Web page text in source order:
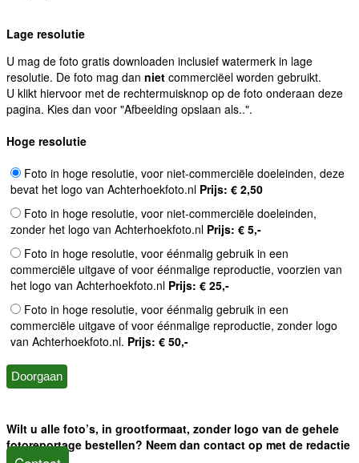
Lage resolutie
U mag de foto gratis downloaden inclusief watermerk in lage
resolutie. De foto mag dan niet commerciëel worden gebruikt.
U klikt hiervoor met de rechtermuisknop op de foto onderaan deze
pagina. Kies dan voor "Afbeelding opslaan als..".
Hoge resolutie
Foto in hoge resolutie, voor niet-commerciële doeleinden, deze
bevat het logo van Achterhoekfoto.nl Prijs: € 2,50
Foto in hoge resolutie, voor niet-commerciële doeleinden,
zonder het logo van Achterhoekfoto.nl Prijs: € 5,-
Foto in hoge resolutie, voor éénmalig gebruik in een
commerciële uitgave of voor éénmalige reproductie, voorzien van
het logo van Achterhoekfoto.nl Prijs: € 25,-
Foto in hoge resolutie, voor éénmalig gebruik in een
commerciële uitgave of voor éénmalige reproductie, zonder logo
van Achterhoekfoto.nl. Prijs: € 50,-
Wilt u alle foto’s, in grootformaat, zonder logo van de gehele
fotoreportage bestellen? Neem dan contact op met de redactie